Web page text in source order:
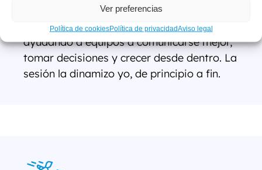
Ver preferencias
Política de cookiesPolítica de privacidadAviso legal
No delego. No soy actor ni animador. Soy
Enric Company, y llevo más de 15 años
ayudando a equipos a comunicarse mejor,
tomar decisiones y crecer desde dentro. La
sesión la dinamizo yo, de principio a fin.